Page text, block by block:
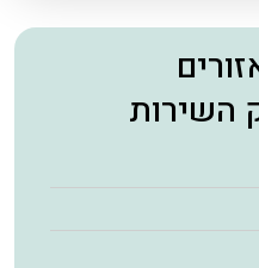
השירות